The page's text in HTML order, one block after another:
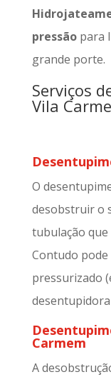
pressãopara
grande porte.
Serviços
Vila
O
desobstruir o
tubulação que
Contudo
pressurizado
Carmem
A